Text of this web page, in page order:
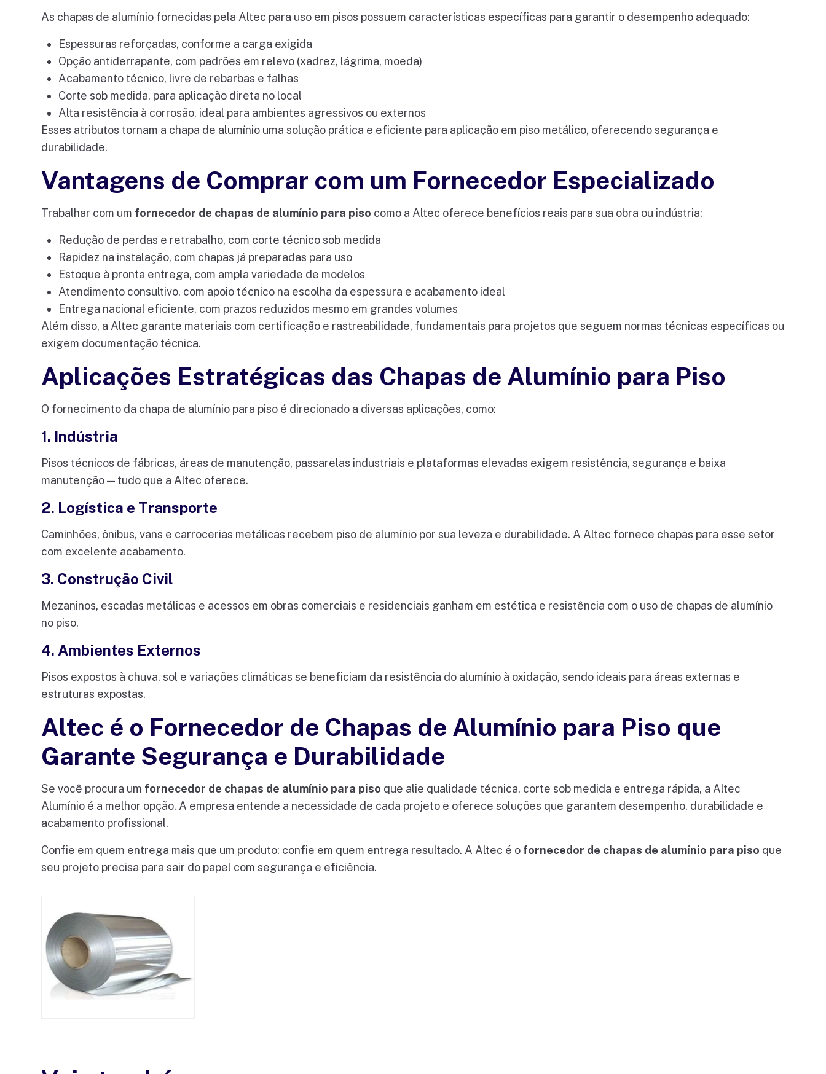
As chapas de alumínio fornecidas pela Altec para uso em pisos possuem características específicas para garantir o desempenho adequado:
Espessuras reforçadas, conforme a carga exigida
Opção antiderrapante, com padrões em relevo (xadrez, lágrima, moeda)
Acabamento técnico, livre de rebarbas e falhas
Corte sob medida, para aplicação direta no local
Alta resistência à corrosão, ideal para ambientes agressivos ou externos
Esses atributos tornam a chapa de alumínio uma solução prática e eficiente para aplicação em piso metálico, oferecendo segurança e
durabilidade.
Vantagens de Comprar com um Fornecedor Especializado
Trabalhar com um fornecedor de chapas de alumínio para piso como a Altec oferece benefícios reais para sua obra ou indústria:
Redução de perdas e retrabalho, com corte técnico sob medida
Rapidez na instalação, com chapas já preparadas para uso
Estoque à pronta entrega, com ampla variedade de modelos
Atendimento consultivo, com apoio técnico na escolha da espessura e acabamento ideal
Entrega nacional eficiente, com prazos reduzidos mesmo em grandes volumes
Além disso, a Altec garante materiais com certificação e rastreabilidade, fundamentais para projetos que seguem normas técnicas específicas ou
exigem documentação técnica.
Aplicações Estratégicas das Chapas de Alumínio para Piso
O fornecimento da chapa de alumínio para piso é direcionado a diversas aplicações, como:
1. Indústria
Pisos técnicos de fábricas, áreas de manutenção, passarelas industriais e plataformas elevadas exigem resistência, segurança e baixa
manutenção — tudo que a Altec oferece.
2. Logística e Transporte
Caminhões, ônibus, vans e carrocerias metálicas recebem piso de alumínio por sua leveza e durabilidade. A Altec fornece chapas para esse setor
com excelente acabamento.
3. Construção Civil
Mezaninos, escadas metálicas e acessos em obras comerciais e residenciais ganham em estética e resistência com o uso de chapas de alumínio
no piso.
4. Ambientes Externos
Pisos expostos à chuva, sol e variações climáticas se beneficiam da resistência do alumínio à oxidação, sendo ideais para áreas externas e
estruturas expostas.
Altec é o Fornecedor de Chapas de Alumínio para Piso que
Garante Segurança e Durabilidade
Se você procura um fornecedor de chapas de alumínio para piso que alie qualidade técnica, corte sob medida e entrega rápida, a Altec
Alumínio é a melhor opção. A empresa entende a necessidade de cada projeto e oferece soluções que garantem desempenho, durabilidade e
acabamento profissional.
Confie em quem entrega mais que um produto: confie em quem entrega resultado. A Altec é o fornecedor de chapas de alumínio para piso que
seu projeto precisa para sair do papel com segurança e eficiência.